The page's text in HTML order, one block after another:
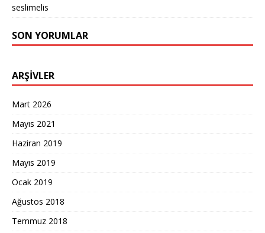
seslimelis
SON YORUMLAR
ARŞIVLER
Mart 2026
Mayıs 2021
Haziran 2019
Mayıs 2019
Ocak 2019
Ağustos 2018
Temmuz 2018